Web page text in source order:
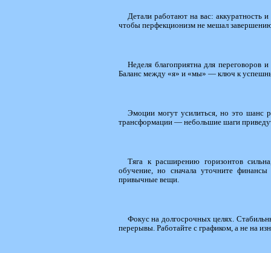
Детали работают на вас: аккуратность
чтобы перфекционизм не мешал
Неделя благоприятна для переговоров
Баланс между «я» и «мы» — ключ к
Эмоции могут усилиться, но это шанс
трансформации — небольшие шаги
Тяга к расширению горизонтов
обучение, но сначала уточните
привычные вещи.
Фокус на долгосрочных целях.
перерывы. Работайте с графиком, а не на